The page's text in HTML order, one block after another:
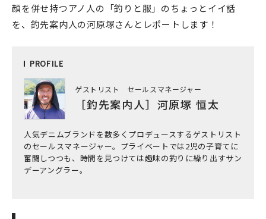
顔を併せ持つアノ人の「釣りと服」のちょっとイイ話
を、釣先案内人の河原塚さんとレポートします！
PROFILE
ゲストリスト セールスマネージャー
［釣先案内人］河原塚 恒太
人気デニムブランドを数多くプロデュースするゲストリスト
のセールスマネージャー。プライベートでは2児の子育てに
奮闘しつつも、時間を見つけては趣味の釣りに繰り出すサン
デーアングラー。